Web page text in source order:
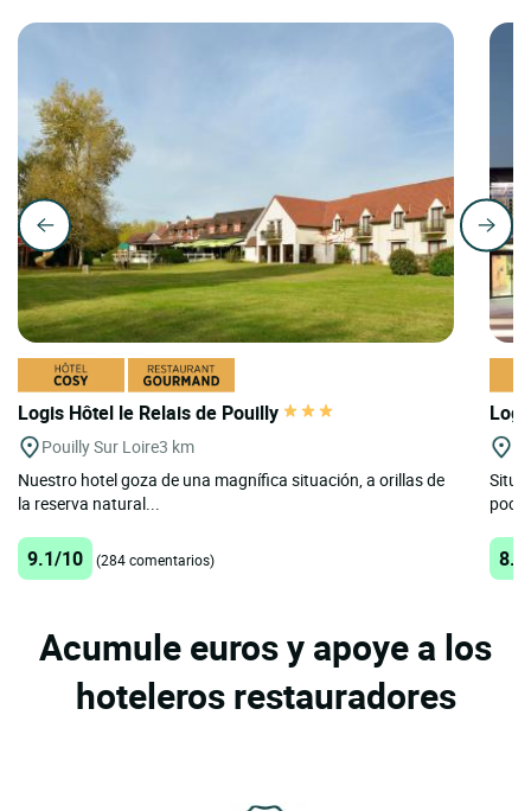
Logis Hôtel le Relais de Pouilly
Pouilly Sur Loire3 km
Nuestro hotel goza de una magnífica situación, a orillas de
la reserva natural...
9.1/10 (284 comentarios)
Acumule euros y apoye a los
hoteleros restauradores